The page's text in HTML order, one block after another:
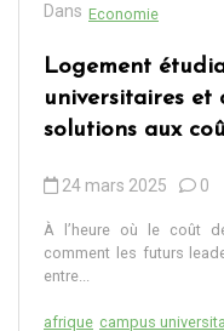
Dans Economie
Logement
universitaires et
solutions aux
24 mars 2025 0
À l’heure où le coût
comment les futurs
entre...
afrique campus